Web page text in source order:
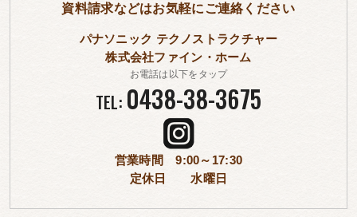
資料請求などはお気軽にご連絡ください
パナソニック テクノストラクチャー
株式会社ファイン・ホーム
お電話は以下をタップ
TEL: 0438-38-3675
営業時間 9:00～17:30
定休日 水曜日